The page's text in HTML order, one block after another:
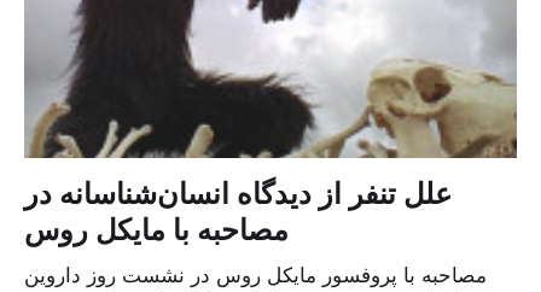
علل تنفر از دیدگاه انسان‌شناسانه در
مصاحبه با مایکل روس
مصاحبه با پروفسور مایکل روس در نشست روز داروین